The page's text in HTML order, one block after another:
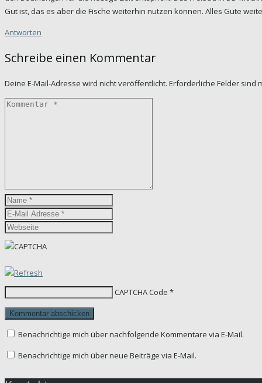
Gut ist, das es aber die Fische weiterhin nutzen können. Alles Gute
Antworten
Schreibe einen Kommentar
Deine E-Mail-Adresse wird nicht veröffentlicht. Erforderliche Felder sind
CAPTCHA Code *
Benachrichtige mich über nachfolgende Kommentare via E-Mail.
Benachrichtige mich über neue Beiträge via E-Mail.